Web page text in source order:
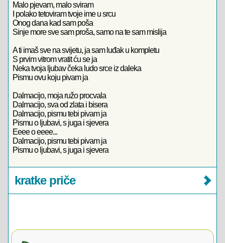
Malo pjevam, malo sviram
I polako tetoviram tvoje ime u srcu
Onog dana kad sam poša
Sinje more sve sam proša, samo na te sam mislija
A ti imaš sve na svijetu, ja sam luđak u kompletu
S prvim vitrom vratit ću se ja
Neka tvoja ljubav čeka ludo srce iz daleka
Pismu ovu koju pivam ja
Dalmacijo, moja ružo procvala
Dalmacijo, sva od zlata i bisera
Dalmacijo, pismu tebi pivam ja
Pismu o ljubavi, s juga i sjevera
Eeee o eeee...
Dalmacijo, pismu tebi pivam ja
Pismu o ljubavi, s juga i sjevera
kratke priče